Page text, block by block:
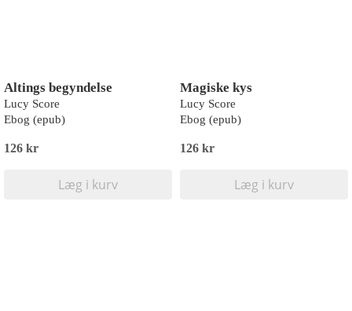
Altings begyndelse
Lucy Score
Ebog (epub)
126 kr
Læg i kurv
Magiske kys
Lucy Score
Ebog (epub)
126 kr
Læg i kurv